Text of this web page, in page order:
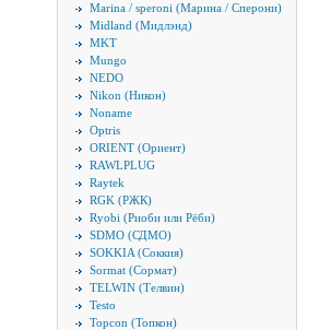
Marina / speroni (Марина / Сперони)
Midland (Мидлэнд)
MKT
Mungo
NEDO
Nikon (Никон)
Noname
Optris
ORIENT (Ориент)
RAWLPLUG
Raytek
RGK (РЖК)
Ryobi (Риоби или Рёби)
SDMO (СДМО)
SOKKIA (Соккия)
Sormat (Сормат)
TELWIN (Телвин)
Testo
Topcon (Топкон)